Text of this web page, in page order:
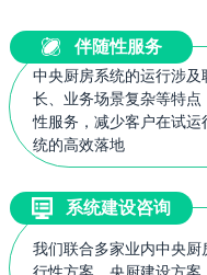
伴随性服务
中央厨房系统的运行涉
长、业务场景复杂等特
性服务，减少客户在试
统的高效落地
系统建设咨询
我们联合多家业内中央